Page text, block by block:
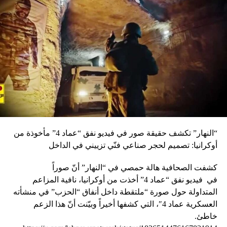
صيادو ألاسماك في العبدة زاروا رئيس بلدية ببنين شاكين
الصيد بالديناميت
“النهار” تكشف حقيقة صور في فيديو نفق “عماد 4” مأخوذة من
أوكرانيا: تصميم لحجر صناعي فنّي تزييني في الداخل
كشفت الصحافية هالة حمصي في “النهار” أنّ صوراً
في فيديو
نفق “عماد 4” أخذت من أوكرانيا، نافية المزاعم
المتداولة حول صورة “ملتقطة داخل أنفاق “الحزب” في منشأته
العسكرية عماد 4″، التي كشفها أخيراً وبيّنت أنّ هذا الزعم
خاطئ.